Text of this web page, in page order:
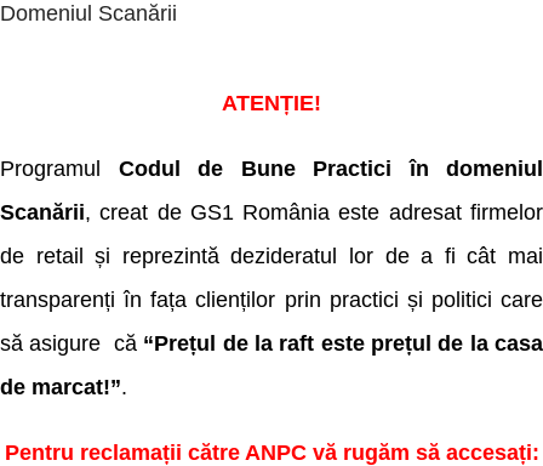
Domeniul Scanării
ATENȚIE!
Programul Codul de Bune Practici în domeniul
Scanării, creat de GS1 România este adresat firmelor
de retail și reprezintă dezideratul lor de a fi cât mai
transparenți în fața clienților prin practici și politici care
să asigure că “Prețul de la raft este prețul de la casa
de marcat!”.
Pentru reclamații către ANPC vă rugăm să accesați: